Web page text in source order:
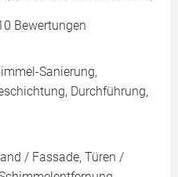
Bewertungen
Sanierung,
Durchführung,
/ Fassade, Türen /